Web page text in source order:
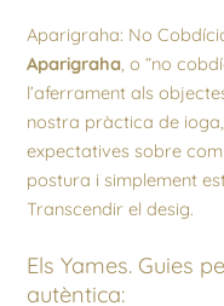
Aparigraha: No
Aparigraha , o “no
l’aferrament als
nostra pràctica de
expectatives sobre
postura i simplement
Transcendir el desig.
Els Yames. Guies
autèntica: